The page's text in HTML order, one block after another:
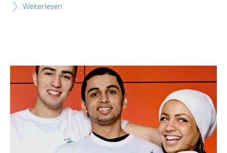
Weiterlesen